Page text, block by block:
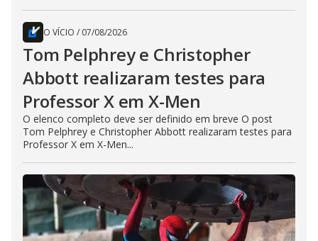
O VÍCIO / 07/08/2026
Tom Pelphrey e Christopher
Abbott realizaram testes para
Professor X em X-Men
O elenco completo deve ser definido em breve O post
Tom Pelphrey e Christopher Abbott realizaram testes para
Professor X em X-Men...